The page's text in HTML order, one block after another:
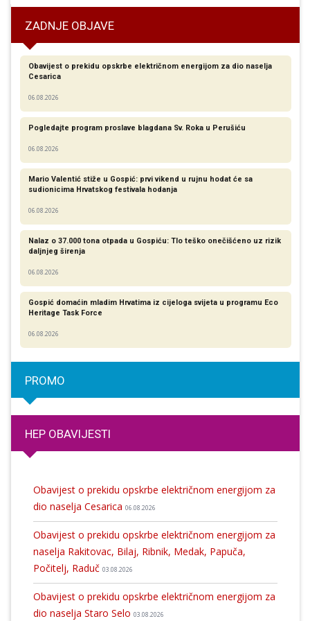
ZADNJE OBJAVE
Obavijest o prekidu opskrbe električnom energijom za dio naselja
Cesarica
06.08.2026
Pogledajte program proslave blagdana Sv. Roka u Perušiću
06.08.2026
Mario Valentić stiže u Gospić: prvi vikend u rujnu hodat će sa
sudionicima Hrvatskog festivala hodanja
06.08.2026
Nalaz o 37.000 tona otpada u Gospiću: Tlo teško onečišćeno uz rizik
daljnjeg širenja
06.08.2026
Gospić domaćin mladim Hrvatima iz cijeloga svijeta u programu Eco
Heritage Task Force
06.08.2026
PROMO
HEP OBAVIJESTI
Obavijest o prekidu opskrbe električnom energijom za
dio naselja Cesarica 06.08.2026
Obavijest o prekidu opskrbe električnom energijom za
naselja Rakitovac, Bilaj, Ribnik, Medak, Papuča,
Počitelj, Raduč 03.08.2026
Obavijest o prekidu opskrbe električnom energijom za
dio naselja Staro Selo 03.08.2026